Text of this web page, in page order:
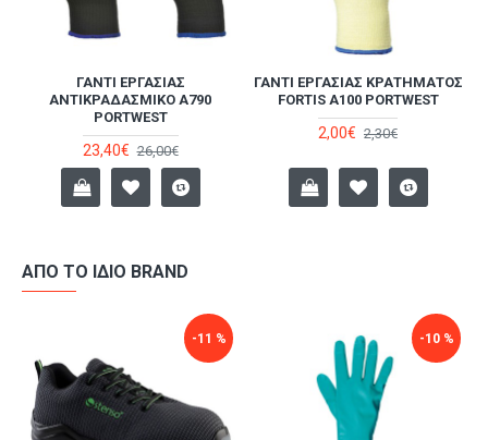
ΓΆΝΤΙ ΕΡΓΑΣΊΑΣ
ΑΝΤΙΚΡΑΔΑΣΜΙΚΌ A790
PORTWEST
23,40€ 26,00€
ΓΆΝΤΙ ΕΡΓΑΣΊΑΣ ΚΡΑΤΉΜΑΤΟΣ
FORTIS A100 PORTWEST
2,00€ 2,30€
ΑΠΌ ΤΟ ΊΔΙΟ BRAND
-11 % -10 %